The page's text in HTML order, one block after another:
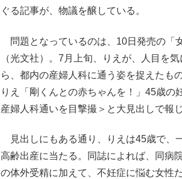
ぐる記事が、物議を醸している。
問題となっているのは、10日発売の「
（光文社）。7月上旬、りえが、人目を
ら、都内の産婦人科に通う姿を捉えたも
りえ「剛くんとの赤ちゃんを！」45歳の
産婦人科通いを目撃撮＞と大見出しで報
見出しにもある通り、りえは45歳で、
高齢出産に当たる。同誌によれば、同病
の体外受精に加えて、不妊症に悩む女性